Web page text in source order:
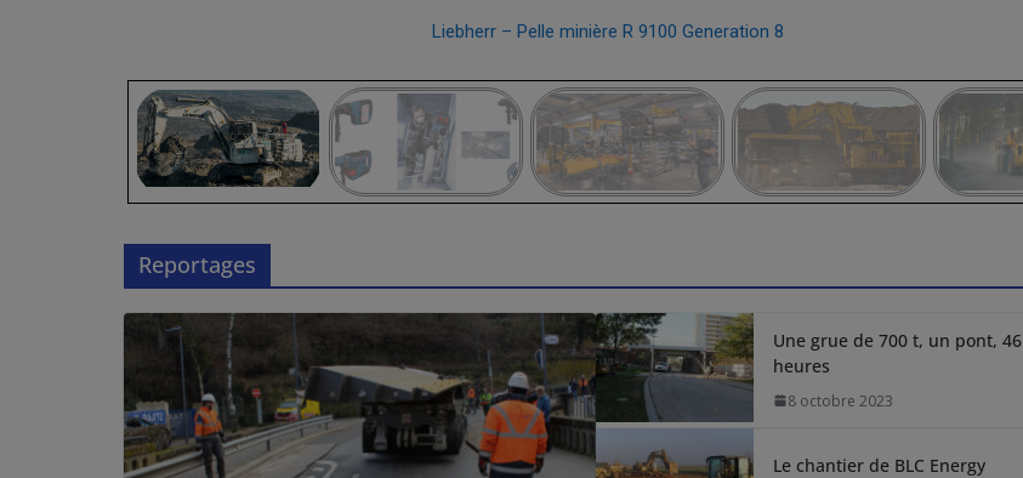
Liebherr – Pelle minière R 9100 Generation 8
Reportages
Une grue de 700 t, un pont, 46
heures
8 octobre 2023
Le chantier de BLC Energy